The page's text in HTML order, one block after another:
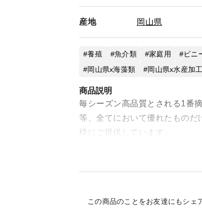
産地 岡山県
養殖 魚介類 家庭用 ビニ
岡山県x海藻類
岡山県x水産加
商品説明
毎シーズン高品質とされる1番
等、全てにおいて優れたもの
様にご提供しています。
仕上げました。
この商品のことをお友達にもシェ